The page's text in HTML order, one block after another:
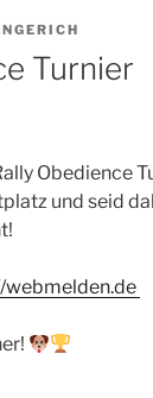
Turnier
Obedience
und seid
webmelden.de